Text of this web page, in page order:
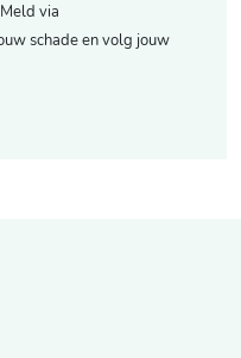
via
schade en volg jouw